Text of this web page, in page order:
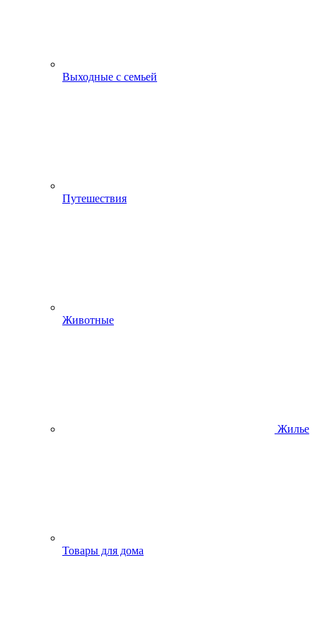
Выходные с семьей
Путешествия
Животные
Жилье
Товары для дома